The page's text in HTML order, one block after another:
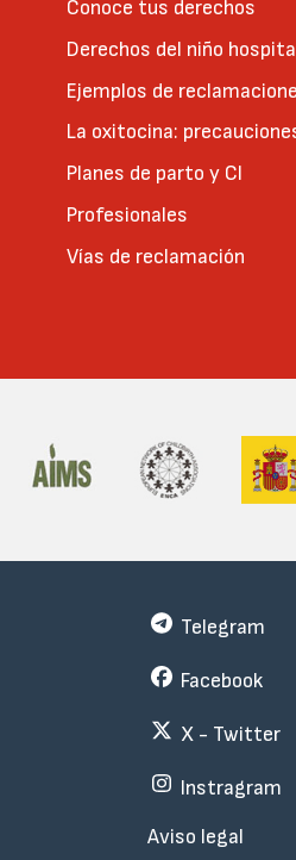
Conoce tus derechos
Derechos del niño
Ejemplos de
La oxitocina:
Planes de parto y CI
Profesionales
Vías de reclamación
Subfooter
Telegram
Facebook
X - Twitter
Instragram
Aviso legal